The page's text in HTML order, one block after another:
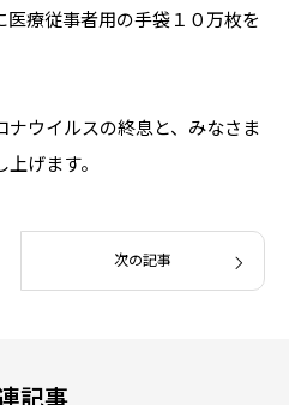
療従事者用の手袋１０万枚を
ナウイルスの終息と、みなさま
げます。
次の記事
記事